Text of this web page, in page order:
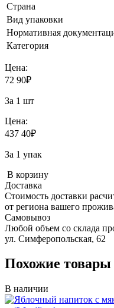
Страна
Вид упаковки
Нормативная
Категория
Цена:
72 90₽
За 1 шт
Цена:
437 40₽
За 1 упак
В корзину
Доставка
Стоимость доставки
от региона вашего
Самовывоз
Любой объем со склада
ул. Симферопольская, 62
Похожие товары
В наличии